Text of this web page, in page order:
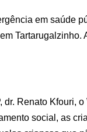
em saúde
Tartarugalzinho.
Renato Kfouri,
social, as